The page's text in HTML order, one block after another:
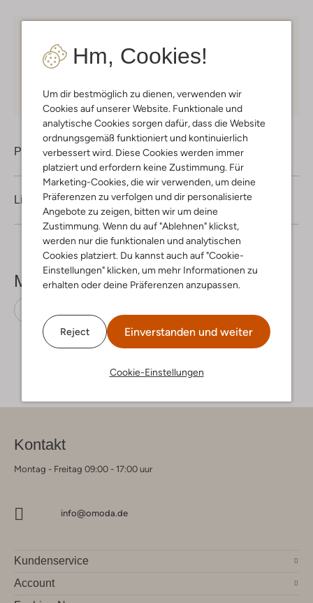
Hm, Cookies!
Um dir bestmöglich zu dienen, verwenden wir
Cookies auf unserer Website. Funktionale und
analytische Cookies sorgen dafür, dass die Website
ordnungsgemäß funktioniert und kontinuierlich
verbessert wird. Diese Cookies werden immer
platziert und erfordern keine Zustimmung. Für
Marketing-Cookies, die wir verwenden, um deine
Präferenzen zu verfolgen und dir personalisierte
Angebote zu zeigen, bitten wir um deine
Zustimmung. Wenn du auf "Ablehnen" klickst,
werden nur die funktionalen und analytischen
Cookies platziert. Du kannst auch auf "Cookie-
Einstellungen" klicken, um mehr Informationen zu
erhalten oder deine Präferenzen anzupassen.
Reject Einverstanden und weiter
Cookie-Einstellungen
Kostenloser Versand
Mitglieder in Deutschland
Produktinformation
Lieferung & Rückgabe
Mehr sehen
Kontakt
Montag - Freitag 09:00 - 17:00 uur
info@omoda.de
Kundenservice
Account